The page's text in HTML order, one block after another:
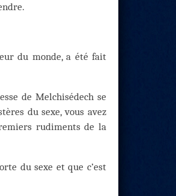
du monde, a été fait
de Melchisédech se
du sexe, vous avez
rudiments de la
du sexe et que c’est